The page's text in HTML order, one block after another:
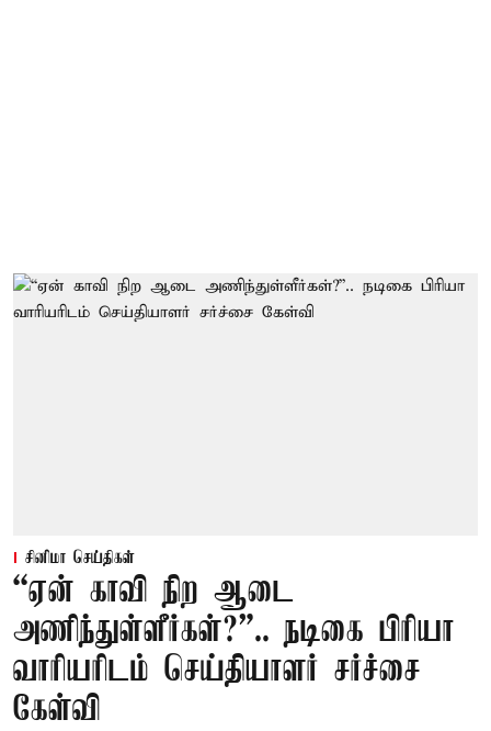
சினிமா செய்திகள்
“ஏன் காவி நிற ஆடை
அணிந்துள்ளீர்கள்?”.. நடிகை பிரியா
வாரியரிடம் செய்தியாளர் சர்ச்சை
கேள்வி